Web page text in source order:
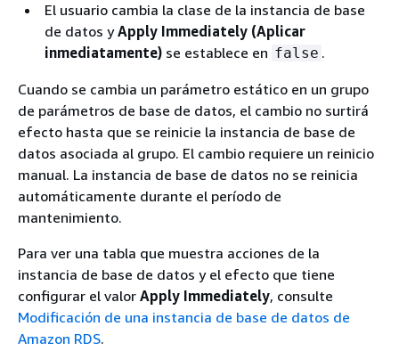
El usuario cambia la clase de la instancia de base
de datos yApply Immediately (Aplicar
inmediatamente) se establece en false .
Cuando se cambia un parámetro estático en un grupo
de parámetros de base de datos, el cambio no surtirá
efecto hasta que se reinicie la instancia de base de
datos asociada al grupo. El cambio requiere un reinicio
manual. La instancia de base de datos no se reinicia
automáticamente durante el período de
mantenimiento.
Para ver una tabla que muestra acciones de la
instancia de base de datos y el efecto que tiene
configurar el valor Apply Immediately, consulte
Modificación de una instancia de base de datos de
Amazon RDS.